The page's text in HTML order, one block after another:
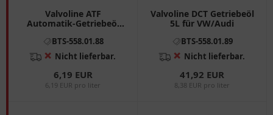
Valvoline ATF
Automatik-Getriebeöl
BTS-558.01.88
❌ Nicht lieferbar.
6,19 EUR
6,19 EUR pro liter
Valvoline DCT Getriebeöl
5L für VW/Audi
BTS-558.01.89
❌ Nicht lieferbar.
41,92 EUR
8,38 EUR pro liter